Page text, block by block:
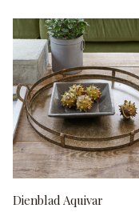
Dienblad Aquivar